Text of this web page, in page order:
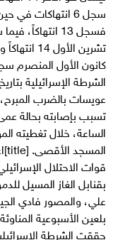
عويسات بالضرب
تسبب بإصابته بحالة
الساعة، خلال تغطيته
قوات الاحتلال
بقنابل الغاز المسيل
علي، والمصور فادي
بلعين الأسبوعية